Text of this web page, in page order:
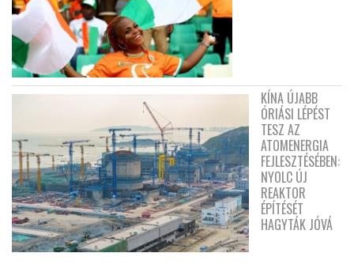
KÍNA ÚJABB
ÓRIÁSI LÉPÉST
TESZ AZ
ATOMENERGIA
FEJLESZTÉSÉBEN:
NYOLC ÚJ
REAKTOR
ÉPÍTÉSÉT
HAGYTÁK JÓVÁ